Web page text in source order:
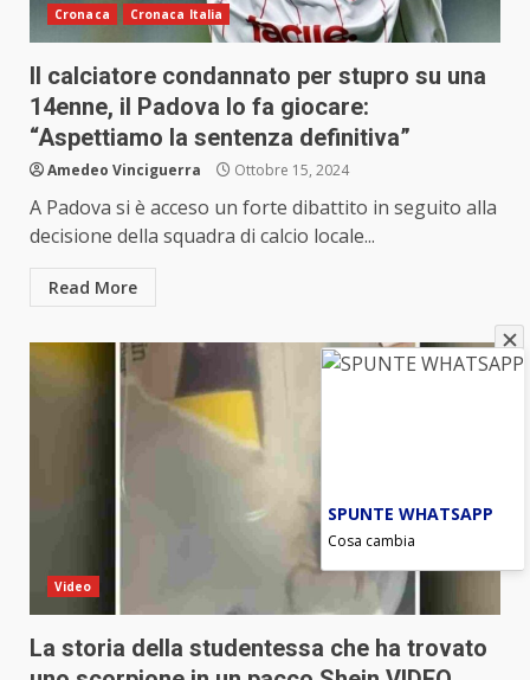
Cronaca Cronaca Italia
Il calciatore condannato per stupro su una
14enne, il Padova lo fa giocare:
“Aspettiamo la sentenza definitiva”
Amedeo Vinciguerra Ottobre 15, 2024
A Padova si è acceso un forte dibattito in seguito alla
decisione della squadra di calcio locale...
Read More
Video
La storia della studentessa che ha trovato
SPUNTE WHATSAPP
Cosa cambia